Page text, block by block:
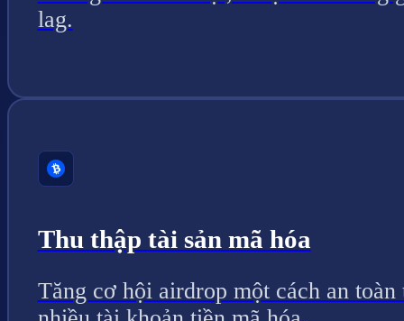
lag.
Thu thập tài sản mã hóa
Tăng cơ hội airdrop một cách an toàn